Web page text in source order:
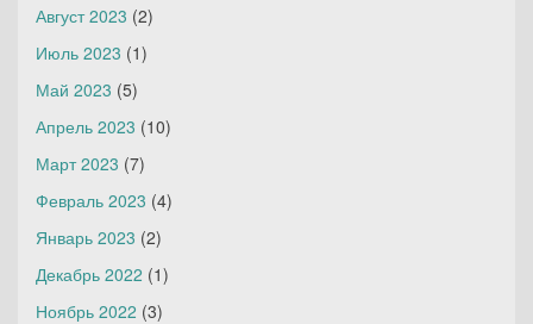
Август 2023 (2)
Июль 2023 (1)
Май 2023 (5)
Апрель 2023 (10)
Март 2023 (7)
Февраль 2023 (4)
Январь 2023 (2)
Декабрь 2022 (1)
Ноябрь 2022 (3)